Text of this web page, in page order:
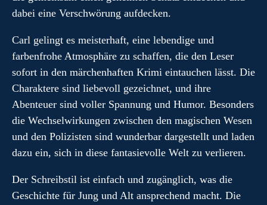
dabei eine Verschwörung aufdecken.
Carl gelingt es meisterhaft, eine lebendige und
farbenfrohe Atmosphäre zu schaffen, die den Leser
sofort in den märchenhaften Krimi eintauchen lässt. Die
Charaktere sind liebevoll gezeichnet, und ihre
Abenteuer sind voller Spannung und Humor. Besonders
die Wechselwirkungen zwischen den magischen Wesen
und den Polizisten sind wunderbar dargestellt und laden
dazu ein, sich in diese fantasievolle Welt zu verlieren.
Der Schreibstil ist einfach und zugänglich, was die
Geschichte für Jung und Alt ansprechend macht. Die